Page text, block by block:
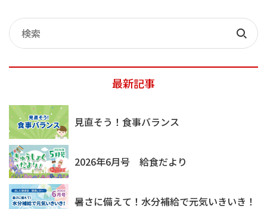
事
検
最新記事
見直そう！食事バランス
2026年6月号 給食だより
暑さに備えて！水分補給で元気いきいき！